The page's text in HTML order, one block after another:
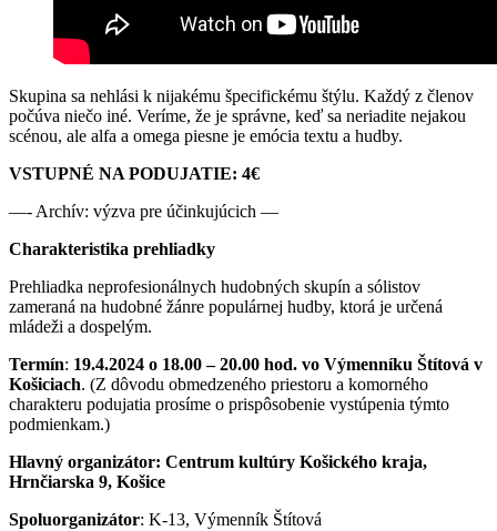
Skupina sa nehlási k nijakému špecifickému štýlu. Každý z členov
počúva niečo iné. Veríme, že je správne, keď sa neriadite nejakou
scénou, ale alfa a omega piesne je emócia textu a hudby.
VSTUPNÉ NA PODUJATIE: 4€
—- Archív: výzva pre účinkujúcich —
Charakteristika prehliadky
Prehliadka neprofesionálnych hudobných skupín a sólistov
zameraná na hudobné žánre populárnej hudby, ktorá je určená
mládeži a dospelým.
Termín: 19.4.2024 o 18.00 – 20.00 hod. vo Výmenníku Štítová v
Košiciach. (Z dôvodu obmedzeného priestoru a komorného
charakteru podujatia prosíme o prispôsobenie vystúpenia týmto
podmienkam.)
Hlavný organizátor: Centrum kultúry Košického kraja,
Hrnčiarska 9, Košice
Spoluorganizátor: K-13, Výmenník Štítová